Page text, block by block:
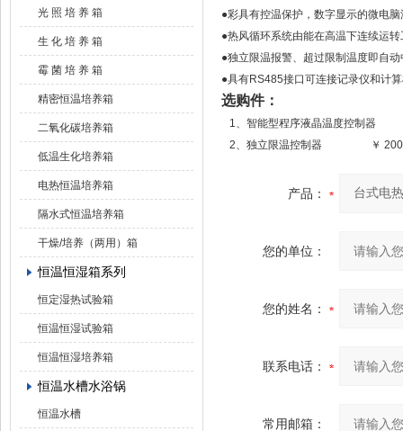
光 照 培 养 箱
生 化 培 养 箱
霉 菌 培 养 箱
精密恒温培养箱
二氧化碳培养箱
低温生化培养箱
电热恒温培养箱
隔水式恒温培养箱
干燥/培养（两用）箱
恒温恒湿箱系列
恒定湿热试验箱
恒温恒湿试验箱
恒温恒湿培养箱
恒温水槽水浴锅
恒温水槽
●彩具有控温保护，数字显示的微电
●热风循环系统由能在高温下连续运
●独立限温报警、超过限制温度即自
●具有RS485接口可连接记录仪和计
选购件：
1、智能型程序液晶温度控制
2、独立限温控制器 ￥ 200
产品：
您的单位：
您的姓名：
联系电话：
常用邮箱：